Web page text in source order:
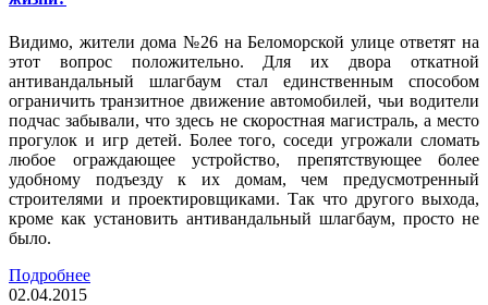
Видимо, жители дома №26 на Беломорской улице ответят на
этот вопрос положительно. Для их двора откатной
антивандальный шлагбаум стал единственным способом
ограничить транзитное движение автомобилей, чьи водители
подчас забывали, что здесь не скоростная магистраль, а место
прогулок и игр детей. Более того, соседи угрожали сломать
любое ограждающее устройство, препятствующее более
удобному подъезду к их домам, чем предусмотренный
строителями и проектировщиками. Так что другого выхода,
кроме как установить антивандальный шлагбаум, просто не
было.
Подробнее
02.04.2015